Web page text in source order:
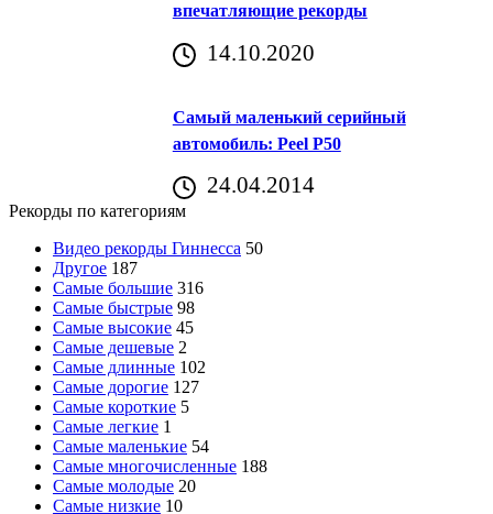
впечатляющие рекорды
14.10.2020
Самый маленький серийный
автомобиль: Peel P50
24.04.2014
Рекорды по категориям
Видео рекорды Гиннесса 50
Другое 187
Самые большие 316
Самые быстрые 98
Самые высокие 45
Самые дешевые 2
Самые длинные 102
Самые дорогие 127
Самые короткие 5
Самые легкие 1
Самые маленькие 54
Самые многочисленные 188
Самые молодые 20
Самые низкие 10